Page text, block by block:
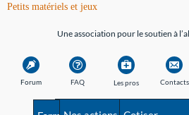
Petits matériels et jeux
Une association pour le soutien à
Forum FAQ Les pros Contacts